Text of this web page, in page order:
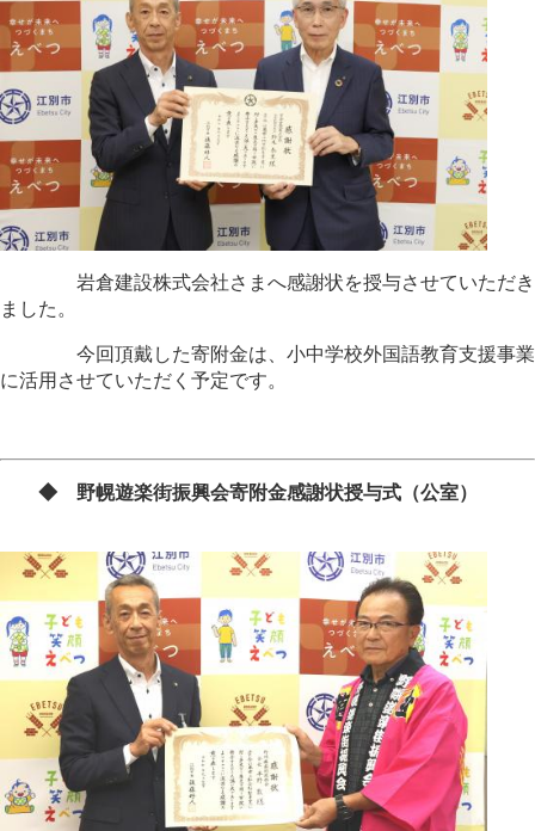
岩倉建設株式会社さまへ感謝状を授与させていただき
ました。
今回頂戴した寄附金は、小中学校外国語教育支援事業
に活用させていただく予定です。
◆ 野幌遊楽街振興会寄附金感謝状授与式（公室）